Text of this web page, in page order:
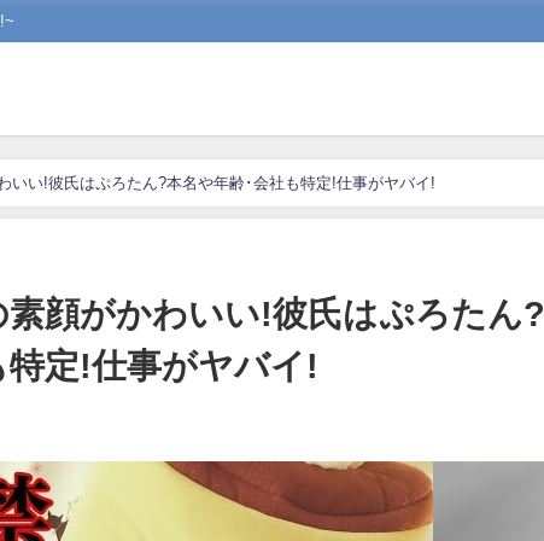
いい!彼氏はぷろたん?本名や年齢･会社も特定!仕事がヤバイ!
顔がかわいい!彼氏はぷろたん?
定!仕事がヤバイ!